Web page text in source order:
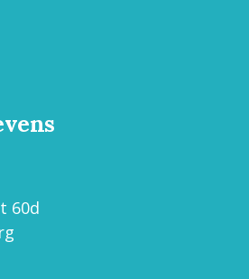
60d